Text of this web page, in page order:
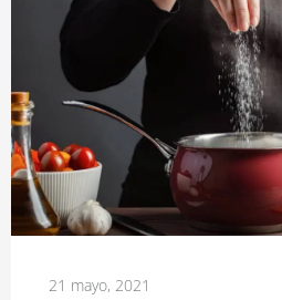
21 mayo, 2021